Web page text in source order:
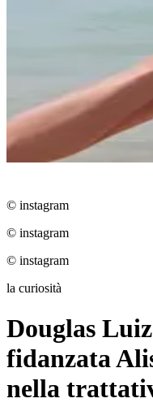
© instagram
© instagram
© instagram
la curiosità
Douglas
fidanzata
nella